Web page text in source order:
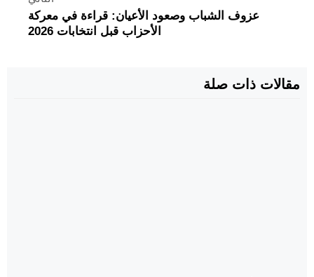
عزوف الشباب وصعود الأعيان: قراءة في معركة
الأحزاب قبل انتخابات 2026
مقالات ذات صلة